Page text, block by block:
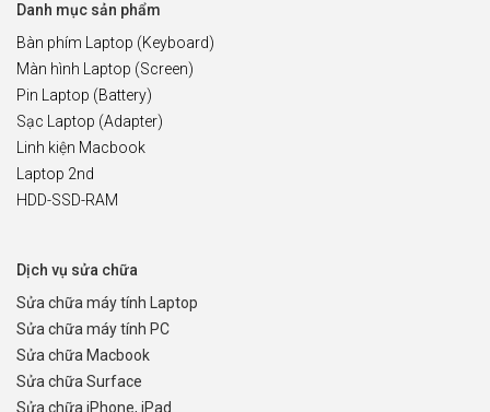
Danh mục sản phẩm
Bàn phím Laptop (Keyboard)
Màn hình Laptop (Screen)
Pin Laptop (Battery)
Sạc Laptop (Adapter)
Linh kiện Macbook
Laptop 2nd
HDD-SSD-RAM
Dịch vụ sửa chữa
Sửa chữa máy tính Laptop
Sửa chữa máy tính PC
Sửa chữa Macbook
Sửa chữa Surface
Sửa chữa iPhone, iPad